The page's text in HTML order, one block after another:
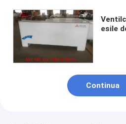
esile
Continua